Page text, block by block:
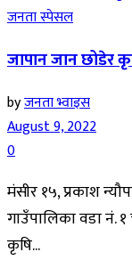
जनता स्पेसल
जापान जान छोडेर
byजनता भ्वाइस
August 9, 2022
0
मंसीर १५, प्रकाश
गाउँपालिका वडा नं.
कृषि...